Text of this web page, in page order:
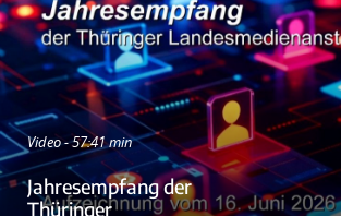
Video - 57:41 min
Jahresempfang der
Thüringer